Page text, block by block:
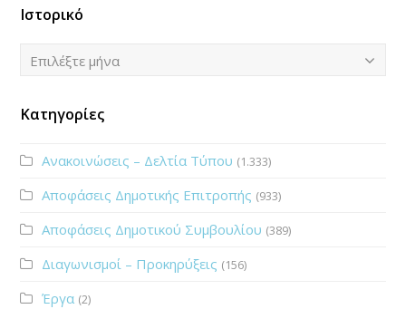
Ιστορικό
Ιστορικό
Επιλέξτε μήνα
Κατηγορίες
Ανακοινώσεις – Δελτία Τύπου (1.333)
Αποφάσεις Δημοτικής Επιτροπής (933)
Αποφάσεις Δημοτικού Συμβουλίου (389)
Διαγωνισμοί – Προκηρύξεις (156)
Έργα (2)